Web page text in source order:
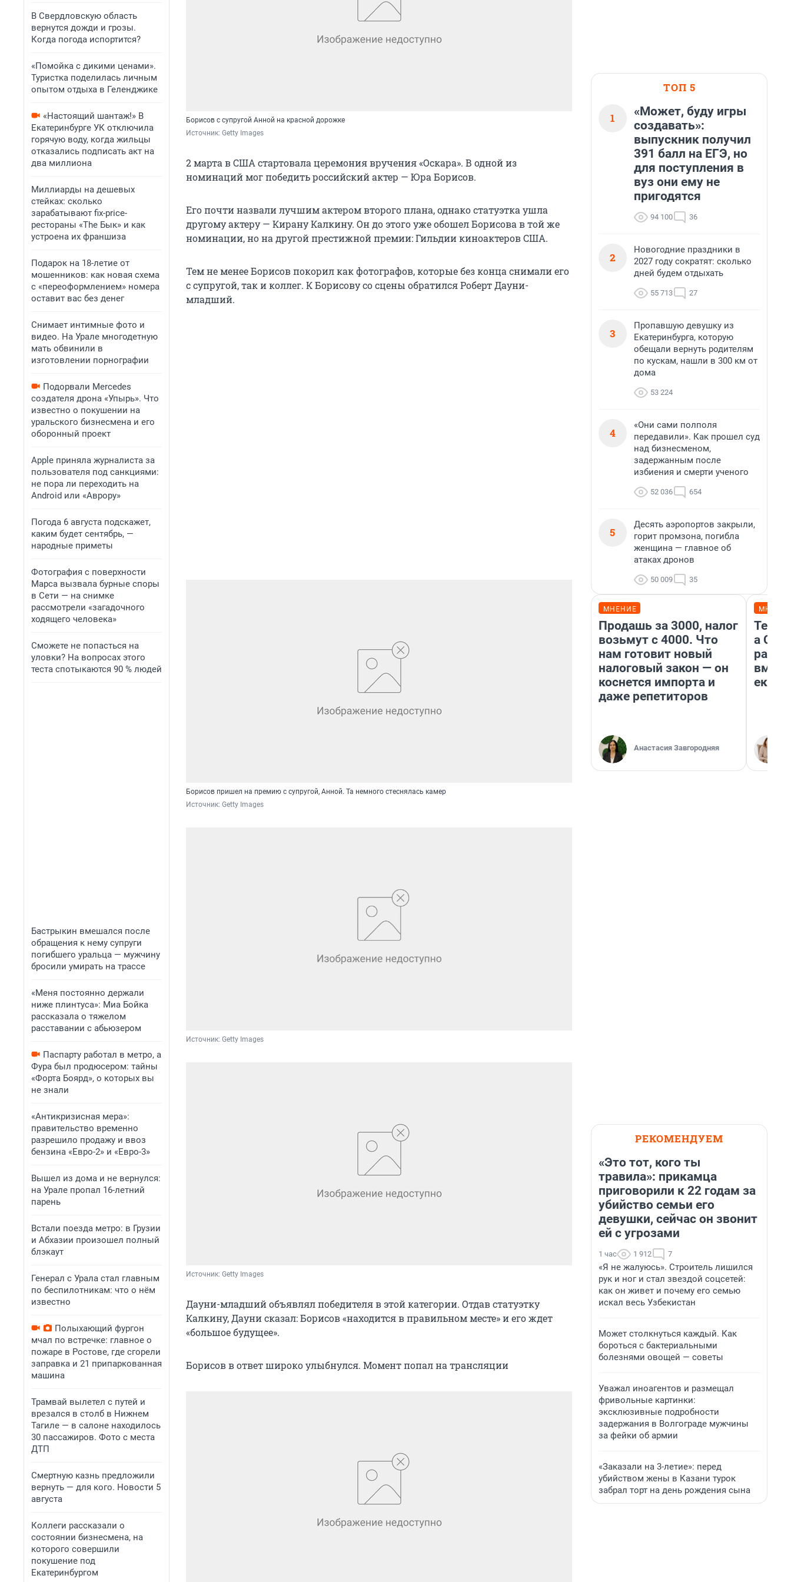
В Свердловскую область
вернутся дожди и грозы.
Когда погода испортится?
«Помойка с дикими ценами».
Туристка поделилась личным
опытом отдыха в Геленджике
«Настоящий шантаж!» В
Екатеринбурге УК отключила
горячую воду, когда жильцы
отказались подписать акт на
два миллиона
Миллиарды на дешевых
стейках: сколько
зарабатывают fix-price-
рестораны «The Бык» и как
устроена их франшиза
Подарок на 18-летие от
мошенников: как новая схема
с «переоформлением» номера
оставит вас без денег
Снимает интимные фото и
видео. На Урале многодетную
мать обвинили в
изготовлении порнографии
Подорвали Mercedes
создателя дрона «Упырь». Что
известно о покушении на
уральского бизнесмена и его
оборонный проект
Apple приняла журналиста за
пользователя под санкциями:
не пора ли переходить на
Android или «Аврору»
Погода 6 августа подскажет,
каким будет сентябрь, —
народные приметы
Фотография с поверхности
Марса вызвала бурные споры
в Сети — на снимке
рассмотрели «загадочного
ходящего человека»
Сможете не попасться на
уловки? На вопросах этого
теста спотыкаются 90 % людей
Бастрыкин вмешался после
обращения к нему супруги
погибшего уральца — мужчину
бросили умирать на трассе
«Меня постоянно держали
ниже плинтуса»: Миа Бойка
рассказала о тяжелом
расставании с абьюзером
Паспарту работал в метро, а
Фура был продюсером: тайны
«Форта Боярд», о которых вы
не знали
«Антикризисная мера»:
правительство временно
разрешило продажу и ввоз
бензина «Евро-2» и «Евро-3»
Вышел из дома и не вернулся:
на Урале пропал 16-летний
парень
Встали поезда метро: в Грузии
и Абхазии произошел полный
блэкаут
Генерал с Урала стал главным
по беспилотникам: что о нём
известно
Полыхающий фургон
мчал по встречке: главное о
пожаре в Ростове, где сгорели
заправка и 21 припаркованная
машина
Трамвай вылетел с путей и
врезался в столб в Нижнем
Тагиле — в салоне находилось
30 пассажиров. Фото с места
ДТП
Смертную казнь предложили
вернуть — для кого. Новости 5
августа
Коллеги рассказали о
состоянии бизнесмена, на
которого совершили
покушение под
Екатеринбургом
Борисов с супругой Анной на красной дорожке
Источник: Getty Images
2 марта в США стартовала церемония вручения «Оскара». В одной из
номинаций мог победить российский актер — Юра Борисов.
Его почти назвали лучшим актером второго плана, однако статуэтка ушла
другому актеру — Кирану Калкину. Он до этого уже обошел Борисова в той же
номинации, но на другой престижной премии: Гильдии киноактеров США.
Тем не менее Борисов покорил как фотографов, которые без конца снимали его
с супругой, так и коллег. К Борисову со сцены обратился Роберт Дауни-
младший.
Борисов пришел на премию с супругой, Анной. Та немного стеснялась камер
Источник: Getty Images
Источник: Getty Images
Источник: Getty Images
Дауни-младший объявлял победителя в этой категории. Отдав статуэтку
Калкину, Дауни сказал: Борисов «находится в правильном месте» и его ждет
«большое будущее».
Борисов в ответ широко улыбнулся. Момент попал на трансляции
ТОП 5
1
«Может, буду игры
создавать»:
выпускник получил
391 балл на ЕГЭ, но
для поступления в
вуз они ему не
пригодятся
94 100 36
2
Новогодние праздники в
2027 году сократят: сколько
дней будем отдыхать
55 713 27
3
Пропавшую девушку из
Екатеринбурга, которую
обещали вернуть родителям
по кускам, нашли в 300 км от
дома
53 224
4
«Они сами полполя
передавили». Как прошел суд
над бизнесменом,
задержанным после
избиения и смерти ученого
52 036 654
5
Десять аэропортов закрыли,
горит промзона, погибла
женщина — главное об
атаках дронов
50 009 35
МНЕНИЕ
Продашь за 3000, налог
возьмут с 4000. Что
нам готовит новый
налоговый закон — он
коснется импорта и
даже репетиторов
Анастасия Завгородняя
а
РЕКОМЕНДУЕМ
«Это тот, кого ты
травила»: прикамца
приговорили к 22 годам за
убийство семьи его
девушки, сейчас он звонит
ей с угрозами
1 час 1 912 7
«Я не жалуюсь». Строитель лишился
рук и ног и стал звездой соцсетей:
как он живет и почему его семью
искал весь Узбекистан
Может столкнуться каждый. Как
бороться с бактериальными
болезнями овощей — советы
Уважал иноагентов и размещал
фривольные картинки:
эксклюзивные подробности
задержания в Волгограде мужчины
за фейки об армии
«Заказали на 3-летие»: перед
убийством жены в Казани турок
забрал торт на день рождения сына